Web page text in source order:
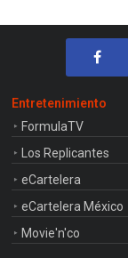
Entretenimiento
FormulaTV
Los Replicantes
eCartelera
eCartelera México
Movie'n'co